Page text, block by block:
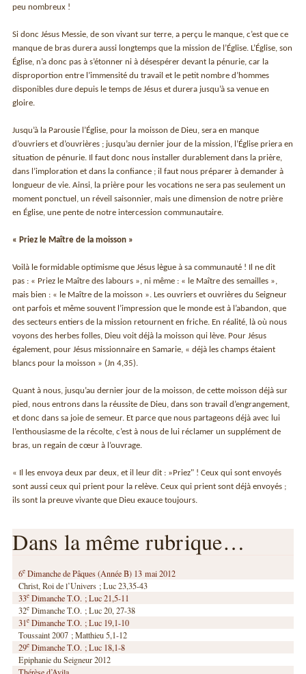
peu nombreux !
Si donc Jésus Messie, de son vivant sur terre, a perçu le manque, c’est que ce
manque de bras durera aussi longtemps que la mission de l’Église. L’Église, son
Église, n’a donc pas à s’étonner ni à désespérer devant la pénurie, car la
disproportion entre l’immensité du travail et le petit nombre d’hommes
disponibles dure depuis le temps de Jésus et durera jusqu’à sa venue en
gloire.
Jusqu’à la Parousie l’Église, pour la moisson de Dieu, sera en manque
d’ouvriers et d’ouvrières ; jusqu’au dernier jour de la mission, l’Église priera en
situation de pénurie. Il faut donc nous installer durablement dans la prière,
dans l’imploration et dans la confiance ; il faut nous préparer à demander à
longueur de vie. Ainsi, la prière pour les vocations ne sera pas seulement un
moment ponctuel, un réveil saisonnier, mais une dimension de notre prière
en Église, une pente de notre intercession communautaire.
« Priez le Maître de la moisson »
Voilà le formidable optimisme que Jésus lègue à sa communauté ! Il ne dit
pas : « Priez le Maître des labours », ni même : « le Maître des semailles »,
mais bien : « le Maître de la moisson ». Les ouvriers et ouvrières du Seigneur
ont parfois et même souvent l’impression que le monde est à l’abandon, que
des secteurs entiers de la mission retournent en friche. En réalité, là où nous
voyons des herbes folles, Dieu voit déjà la moisson qui lève. Pour Jésus
également, pour Jésus missionnaire en Samarie, « déjà les champs étaient
blancs pour la moisson » (Jn 4,35).
Quant à nous, jusqu’au dernier jour de la moisson, de cette moisson déjà sur
pied, nous entrons dans la réussite de Dieu, dans son travail d’engrangement,
et donc dans sa joie de semeur. Et parce que nous partageons déjà avec lui
l’enthousiasme de la récolte, c’est à nous de lui réclamer un supplément de
bras, un regain de cœur à l’ouvrage.
« Il les envoya deux par deux, et il leur dit : »Priez" ! Ceux qui sont envoyés
sont aussi ceux qui prient pour la relève. Ceux qui prient sont déjà envoyés ;
ils sont la preuve vivante que Dieu exauce toujours.
Dans la même rubrique…
6e Dimanche de Pâques (Année B) 13 mai 2012
Christ, Roi de l’Univers ; Luc 23,35-43
33e Dimanche T.O. ; Luc 21,5-11
32e Dimanche T.O. ; Luc 20, 27-38
31e Dimanche T.O. ; Luc 19,1-10
Toussaint 2007 ; Matthieu 5,1-12
29e Dimanche T.O. ; Luc 18,1-8
Epiphanie du Seigneur 2012
Thérèse d’Avila